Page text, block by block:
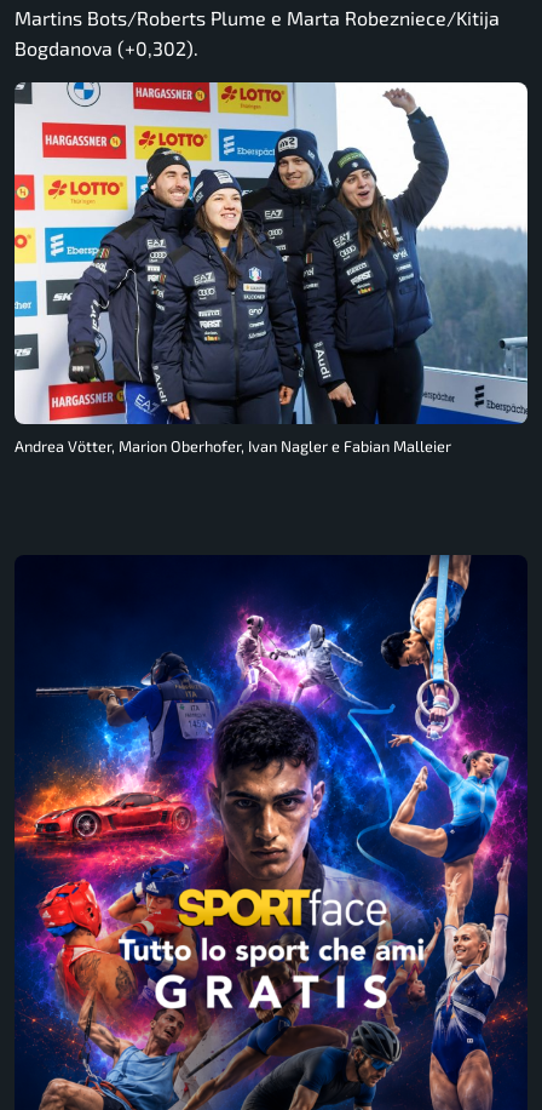
Martins Bots/Roberts Plume e Marta Robezniece/Kitija
Bogdanova (+0,302).
Andrea Vötter, Marion Oberhofer, Ivan Nagler e Fabian Malleier